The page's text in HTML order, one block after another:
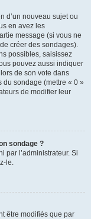
d’un nouveau sujet ou
en avez les
message (si vous ne
créer des sondages).
possibles, saisissez
pouvez aussi indiquer
de son vote dans
du sondage (mettre « 0 »
de modifier leur
sondage ?
par l’administrateur. Si
le.
être modifiés que par